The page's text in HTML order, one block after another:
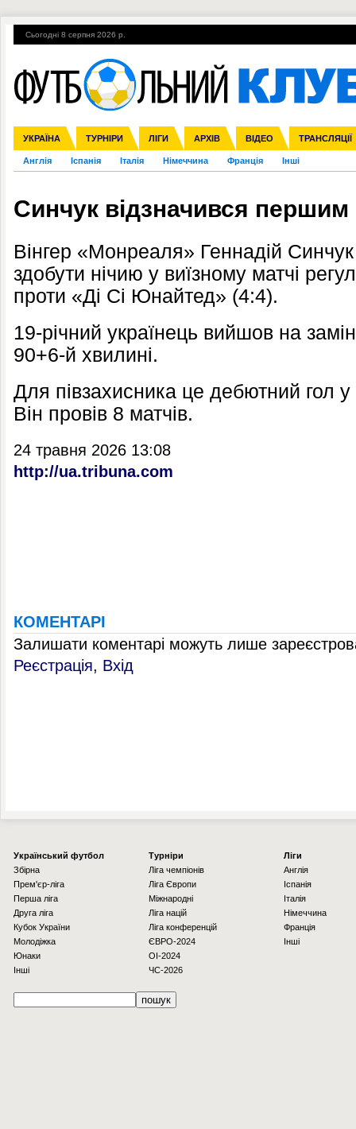
Сьогодні 8 серпня 2026 р.
УКРАЇНА ТУРНІРИ ЛІГИ АРХІВ ВІДЕО ТРАНСЛЯЦІЇ
Збірна Прем'єр-ліга Перша ліга Друга ліга Кубок України
Ліга чемпіонів Ліга Європи Міжнародні Ліга націй Ліга
Англія Іспанія Італія Німеччина Франція Інші
ЧС-2014 ЄВРО-2016 Росія Кубок конфедерацій ЧЄ-2015 (U-
Гарячі теми УПЛ, 2-й тур ВІЙНА УПЛ-ПЕРЕХОДИ
Синчук відзначився
Вінгер «Монреаля» Геннадій Синчук
здобути нічию у виїзному матчі
проти «Ді Сі Юнайтед» (4:4).
19-річний українець вийшов на
90+6-й хвилині.
Для півзахисника це дебютний гол
Він провів 8 матчів.
24 травня 2026 13:08
http://ua.tribuna.com
КОМЕНТАРІ
Залишати коментарі можуть лише
Реєстрація, Вхід
Українcький футбол
Збірна
Прем'єр-ліга
Перша ліга
Друга ліга
Кубок України
Молодіжка
Юнаки
Інші
Турніри
Ліга чемпіонів
Ліга Європи
Міжнародні
Ліга націй
Ліга конференцій
ЄВРО-2024
OI-2024
ЧС-2026
Ліги
Англія
Іспанія
Італія
Німеччина
Франція
Інші